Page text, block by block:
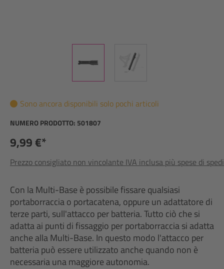
Sono ancora disponibili solo pochi articoli
NUMERO PRODOTTO: 501807
9,99 €*
Prezzo consigliato non vincolante IVA inclusa più spese di
Con la Multi-Base è possibile fissare qualsiasi
portaborraccia o portacatena, oppure un adattatore di
terze parti, sull'attacco per batteria. Tutto ciò che si
adatta ai punti di fissaggio per portaborraccia si adatta
anche alla Multi-Base. In questo modo l'attacco per
batteria può essere utilizzato anche quando non è
necessaria una maggiore autonomia.